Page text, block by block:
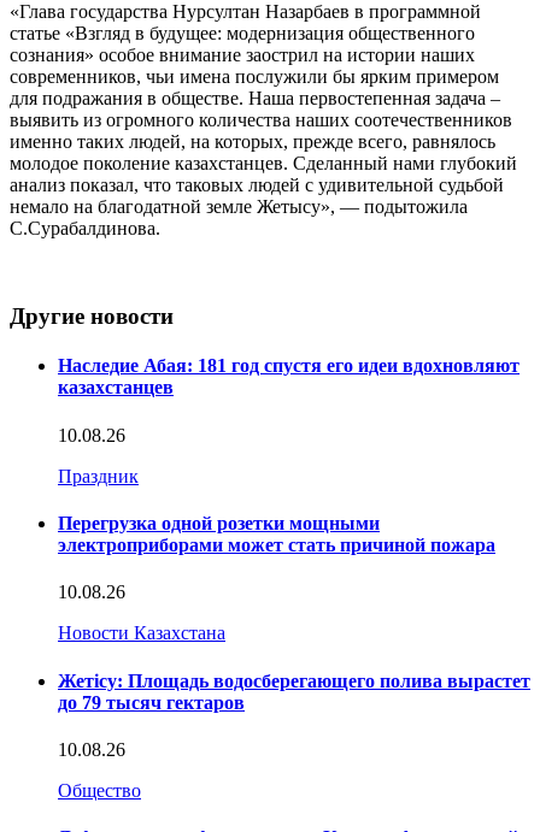
«Глава государства Нурсултан Назарбаев в программной
статье «Взгляд в будущее: модернизация общественного
сознания» особое внимание заострил на истории наших
современников, чьи имена послужили бы ярким примером
для подражания в обществе. Наша первостепенная задача –
выявить из огромного количества наших соотечественников
именно таких людей, на которых, прежде всего, равнялось
молодое поколение казахстанцев. Сделанный нами глубокий
анализ показал, что таковых людей с удивительной судьбой
немало на благодатной земле Жетысу», — подытожила
С.Сурабалдинова.
Другие новости
Наследие Абая: 181 год спустя его идеи вдохновляют
казахстанцев
10.08.26
Праздник
Перегрузка одной розетки мощными
электроприборами может стать причиной пожара
10.08.26
Новости Казахстана
Жетісу: Площадь водосберегающего полива вырастет
до 79 тысяч гектаров
10.08.26
Общество